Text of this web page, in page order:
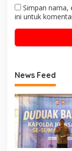
Simpan nama,
ini untuk
News Feed